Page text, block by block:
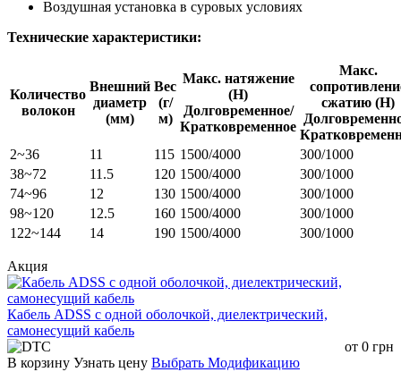
Воздушная установка в суровых условиях
Технические характеристики:
Количество
волокон
Внешний
диаметр
(мм)
Вес
(г/
м)
Макс. натяжение
(Н)
Долговременное/
Кратковременное
Макс.
сжатию (Н)
2~36
11 115 1500/4000
300/1000
38~72
11.5 120 1500/4000
300/1000
74~96
12 130 1500/4000
300/1000
98~120
12.5 160 1500/4000
300/1000
122~144
14 190 1500/4000 300/1000
Акция
Кабель ADSS с одной оболочкой, диелектрический,
самонесущий кабель
от 0 грн
В корзину Узнать цену Выбрать Модификацию